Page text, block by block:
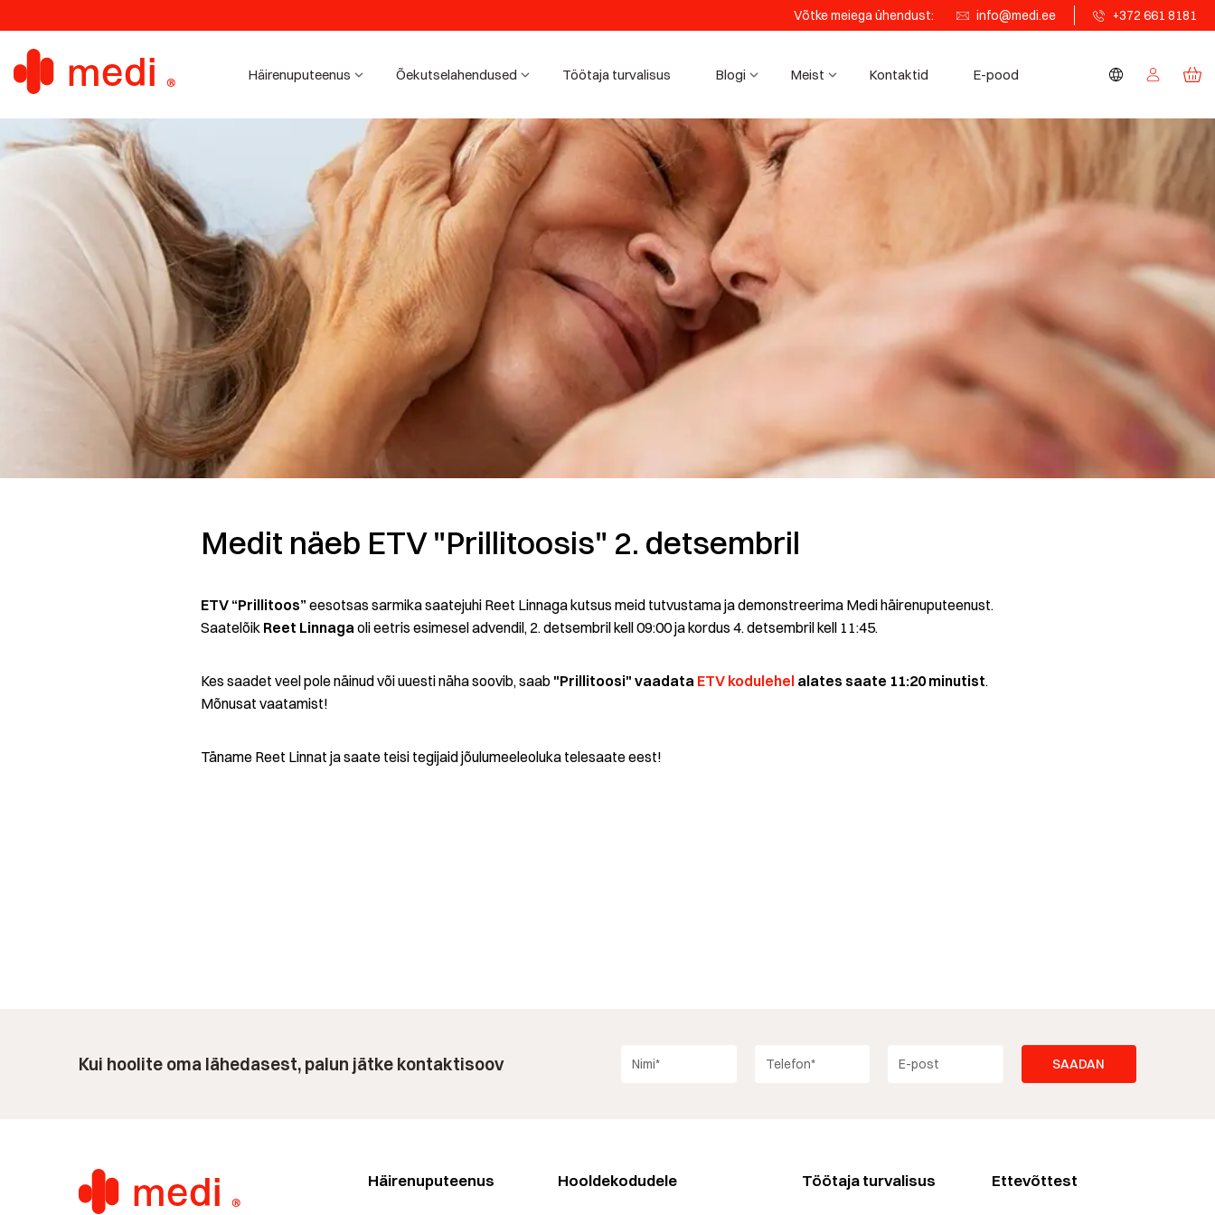
Võtke meiega ühendust: info@medi.ee +372 661 8181
Häirenuputeenus Õekutselahendused Töötaja turvalisus Blogi Meist Kontaktid E-pood
Medit näeb ETV "Prillitoosis" 2. detsembril
ETV “Prillitoos”eesotsas sarmika saatejuhi Reet Linnaga kutsus meid tutvustama ja demonstreerima Medi häirenuputeenust.
Saatelõik Reet Linnagaoli eetris esimesel advendil, 2. detsembril kell 09:00 ja kordus 4. detsembril kell 11:45.
Kes saadet veel pole näinud või uuesti näha soovib, saab "Prillitoosi" vaadata ETV kodulehel alates saate 11:20 minutist.
Mõnusat vaatamist!
Täname Reet Linnat ja saate teisi tegijaid jõulumeeleoluka telesaate eest!
Kui hoolite oma lähedasest, palun jätke kontaktisoov
Häirenuputeenus Hooldekodudele Töötaja turvalisus Ettevõttest